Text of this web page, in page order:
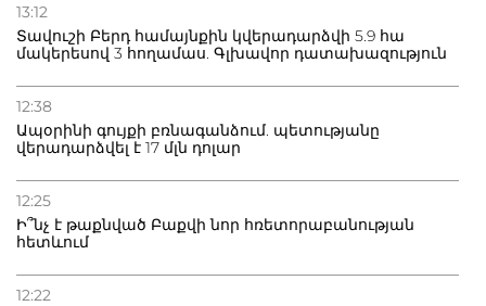
13:12
Տավուշի Բերդ համայնքին կվերադարձվի 5.9 հա
մակերեսով 3 հողամաս. Գլխավոր դատախազություն
12:38
Ապօրինի գույքի բռնագանձում. պետությանը
վերադարձվել է 17 մլն դոլար
12:25
Ի՞նչ է թաքնված Բաքվի նոր հռետորաբանության
հետևում
12:22